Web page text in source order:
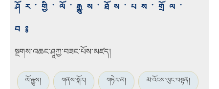
ཤོར་གྱི་ལོ་རྒྱུས་ཐོས་པས་གྲོལ་
བ༔
སྔགས་འཆང་ཤཱཀྱ་བཟང་པོས་མཛད།
ལོ་རྒྱུས། གནས་སྐོར། གཏེར་མ། མ་འོངས་ལུང་བསྟན།